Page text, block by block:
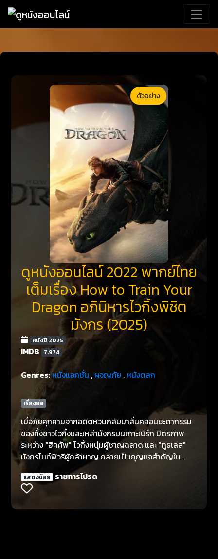
ตัวอย่าง
ดูหนังออนไลน์ 2022 พากย์ไทย
เต็มเรื่อง How to Train Your
Dragon อภินิหารไวกิ้งพิชิต
มังกร (2025)
หนังปี 2025
IMDB 7.974
Genres:หนังแอคชั่น , ผจญภัย , หนังตลก
เรื่องย่อ
เมื่อภัยคุกคามจากอดีตหวนกลับมาสั่นคลอนชะตากรรม
ของทั้งชาวไวกิ้งและเหล่ามังกรบนเกาะเบิร์ก มิตรภาพ
ระหว่าง "ฮิคคัพ" ไวกิ้งหนุ่มผู้ชาญฉลาด และ "ทูธเลส"
มังกรไนท์ฟิวรีผู้กล้าหาญ กลายเป็นกุญแจสำคัญใน
การนำทั้งสองเผ่าพันธุ์ก้าวสู่อนาคตใหม่ร่วมกัน
แสดงน้อย รายการโปรด